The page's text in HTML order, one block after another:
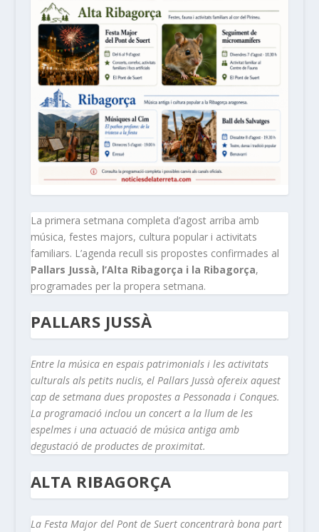
La primera setmana completa d’agost arriba amb
música, festes majors, cultura popular i activitats
familiars. L’agenda recull sis propostes confirmades al
Pallars Jussà, l’Alta Ribagorça i la Ribagorça,
programades per la propera setmana.
PALLARS JUSSÀ
Entre la música en espais patrimonials i les activitats
culturals als petits nuclis, el Pallars Jussà ofereix aquest
cap de setmana dues propostes a Pessonada i Conques.
La programació inclou un concert a la llum de les
espelmes i una actuació de música antiga amb
degustació de productes de proximitat.
ALTA RIBAGORÇA
La Festa Major del Pont de Suert concentrarà bona part